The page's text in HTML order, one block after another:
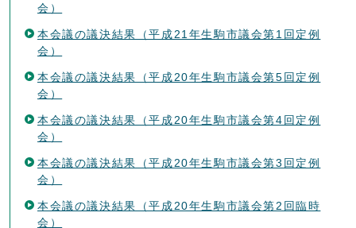
会）
本会議の議決結果（平成21年生駒市議会第1回定例
会）
本会議の議決結果（平成20年生駒市議会第5回定例
会）
本会議の議決結果（平成20年生駒市議会第4回定例
会）
本会議の議決結果（平成20年生駒市議会第3回定例
会）
本会議の議決結果（平成20年生駒市議会第2回臨時
会）